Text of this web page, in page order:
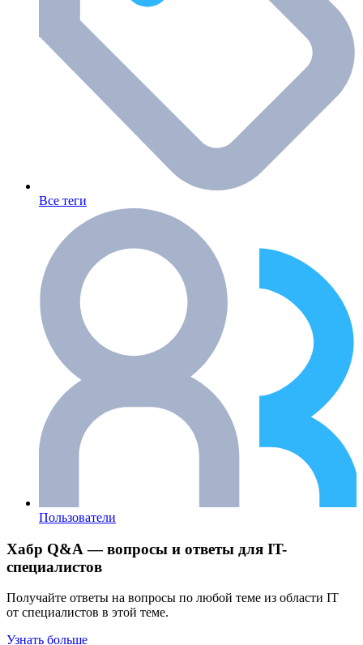
Все теги
Пользователи
Хабр Q&A — вопросы и ответы для IT-
специалистов
Получайте ответы на вопросы по любой теме из области IT
от специалистов в этой теме.
Узнать больше